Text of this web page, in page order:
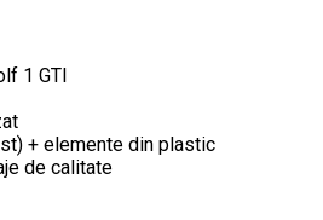
1 GTI
+ elemente din plastic
de calitate